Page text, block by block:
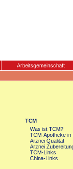
Arbeitsgemeinschaft
TCM
Was ist TCM?
TCM-Apotheke in
Arznei Qualität
Arznei
TCM-Links
China-Links